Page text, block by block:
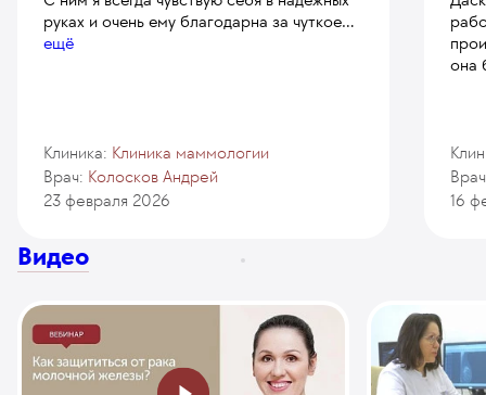
руках и очень ему благодарна за чуткое...
ещё
Клиника: Клиника маммологии
Врач: Колосков Андрей
23 февраля 2026
она
16
Видео